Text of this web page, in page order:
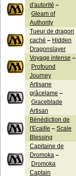
d'autorité –
Gleam of
Authority
Tueur de dragon
caché – Hidden
Dragonslayer
Voyage intense –
Profound
Journey
Artisane
grâcelame –
Graceblade
Artisan
Bénédiction de
l'Ecaille – Scale
Blessing
Capitaine de
Dromoka –
Dromoka
Captain